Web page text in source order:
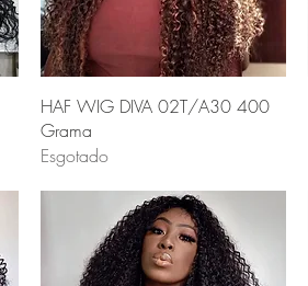
Visualização rápida
HAF WIG DIVA 02T/A30 400
Grama
Esgotado